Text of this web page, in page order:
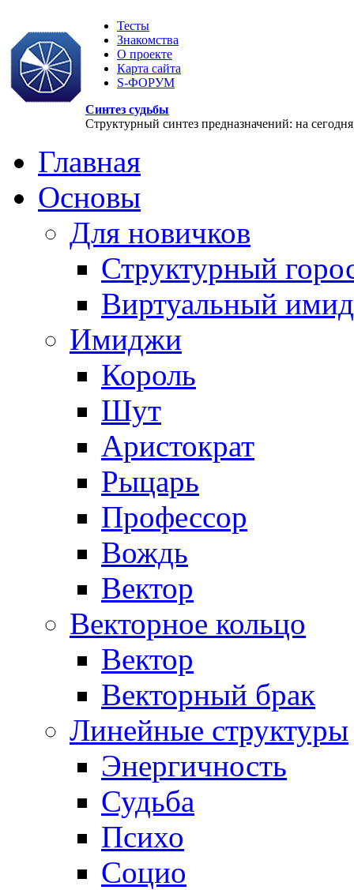
Тесты
Знакомства
О проекте
Карта сайта
S-ФОРУМ
Синтез судьбы
Структурный синтез предназначений: на
Главная
Основы
Для новичков
Структурный
Виртуальный
Имиджи
Король
Шут
Аристократ
Рыцарь
Профессор
Вождь
Вектор
Векторное кольцо
Вектор
Векторный брак
Линейные структуры
Энергичность
Судьба
Психо
Социо